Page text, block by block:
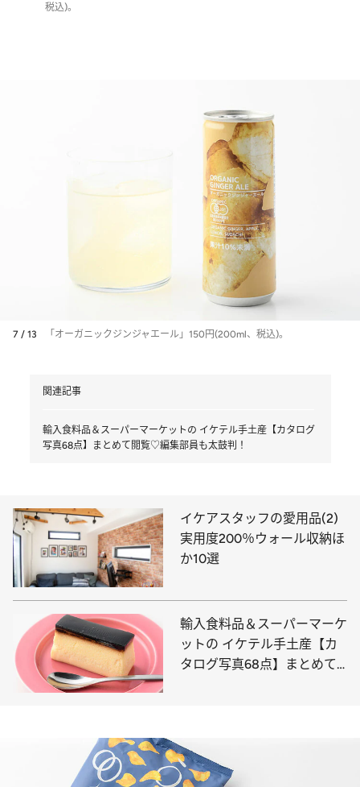
税込)。
7 / 13 「オーガニックジンジャエール」150円(200ml、税込)。
関連記事
輸入食料品＆スーパーマーケットの イケテル手土産【カタログ
写真68点】まとめて閲覧♡編集部員も太鼓判！
イケアスタッフの愛用品(2)
実用度200％ウォール収納ほ
か10選
輸入食料品＆スーパーマーケ
ットの イケテル手土産【カ
タログ写真68点】まとめて